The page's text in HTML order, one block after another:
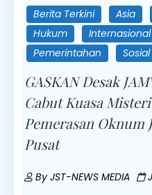
Berita Terkini Asia
Hukum
Internasional
Pemerintahan
Sosial
GASKAN Desak
Cabut Kuasa
Pemerasan Oknum
Pusat
By JST-NEWS MEDIA